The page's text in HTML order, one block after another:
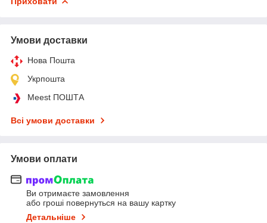
Умови доставки
Нова Пошта
Укрпошта
Meest ПОШТА
Всі умови доставки
Умови оплати
Ви отримаєте замовлення
або гроші повернуться на вашу картку
Детальніше